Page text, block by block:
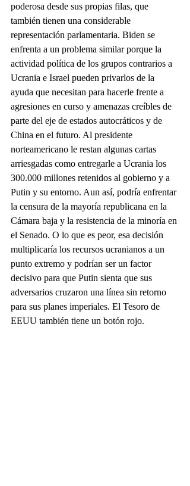
poderosa desde sus propias filas, que
también tienen una considerable
representación parlamentaria. Biden se
enfrenta a un problema similar porque la
actividad política de los grupos contrarios a
Ucrania e Israel pueden privarlos de la
ayuda que necesitan para hacerle frente a
agresiones en curso y amenazas creíbles de
parte del eje de estados autocráticos y de
China en el futuro. Al presidente
norteamericano le restan algunas cartas
arriesgadas como entregarle a Ucrania los
300.000 millones retenidos al gobierno y a
Putin y su entorno. Aun así, podría enfrentar
la censura de la mayoría republicana en la
Cámara baja y la resistencia de la minoría en
el Senado. O lo que es peor, esa decisión
multiplicaría los recursos ucranianos a un
punto extremo y podrían ser un factor
decisivo para que Putin sienta que sus
adversarios cruzaron una línea sin retorno
para sus planes imperiales. El Tesoro de
EEUU también tiene un botón rojo.